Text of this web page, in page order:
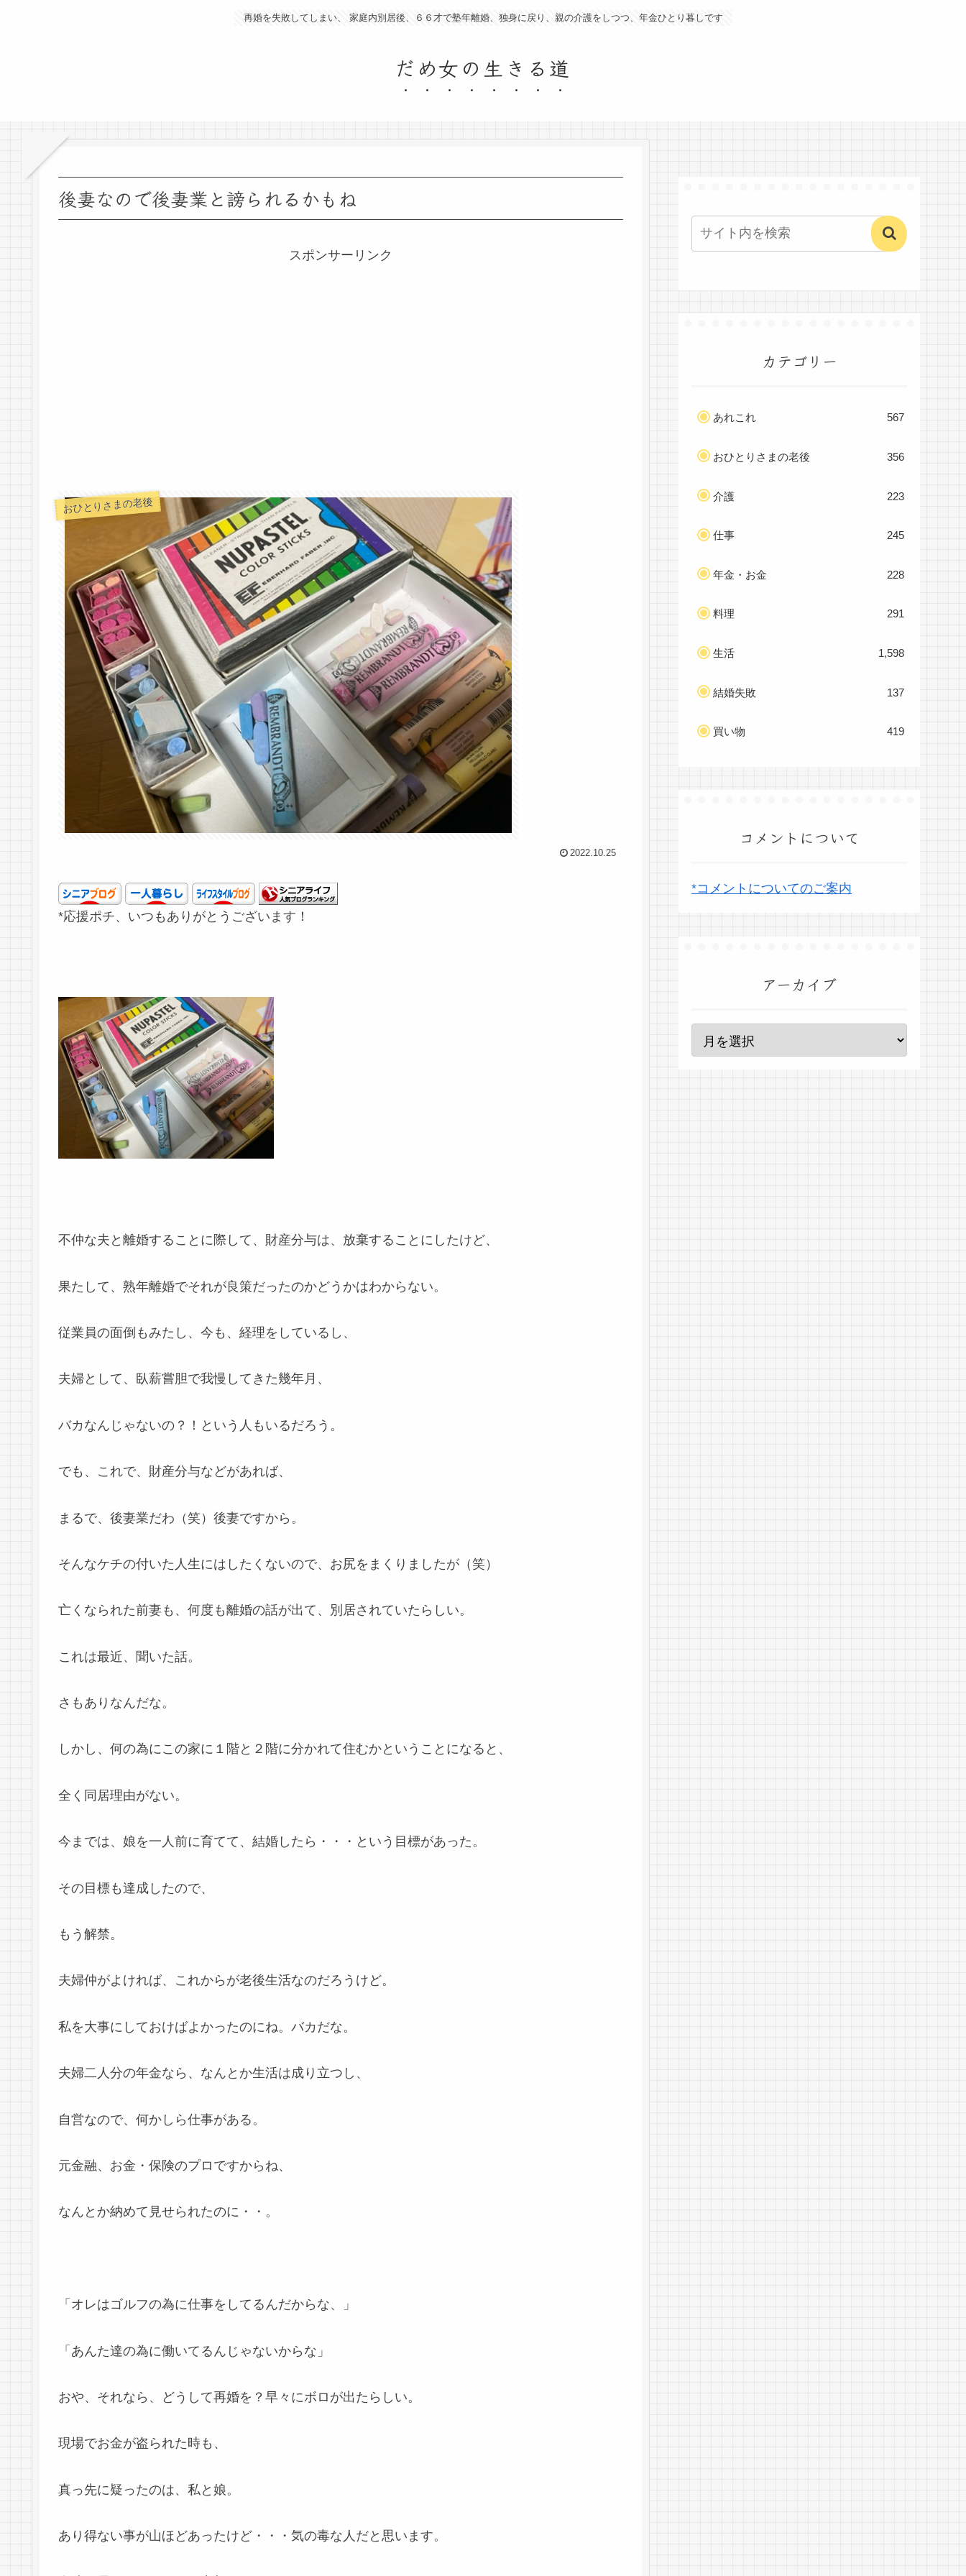
再婚を失敗してしまい、 家庭内別居後、６６才で塾年離婚、独身に戻り、親の介護をしつつ、年金ひとり暮しです
だめ女の生きる道
後妻なので後妻業と謗られるかもね
スポンサーリンク
おひとりさまの老後
2022.10.25
*応援ポチ、いつもありがとうございます！
不仲な夫と離婚することに際して、財産分与は、放棄することにしたけど、
果たして、熟年離婚でそれが良策だったのかどうかはわからない。
従業員の面倒もみたし、今も、経理をしているし、
夫婦として、臥薪嘗胆で我慢してきた幾年月、
バカなんじゃないの？！という人もいるだろう。
でも、これで、財産分与などがあれば、
まるで、後妻業だわ（笑）後妻ですから。
そんなケチの付いた人生にはしたくないので、お尻をまくりましたが（笑）
亡くなられた前妻も、何度も離婚の話が出て、別居されていたらしい。
これは最近、聞いた話。
さもありなんだな。
しかし、何の為にこの家に１階と２階に分かれて住むかということになると、
全く同居理由がない。
今までは、娘を一人前に育てて、結婚したら・・・という目標があった。
その目標も達成したので、
もう解禁。
夫婦仲がよければ、これからが老後生活なのだろうけど。
私を大事にしておけばよかったのにね。バカだな。
夫婦二人分の年金なら、なんとか生活は成り立つし、
自営なので、何かしら仕事がある。
元金融、お金・保険のプロですからね、
なんとか納めて見せられたのに・・。
「オレはゴルフの為に仕事をしてるんだからな、」
「あんた達の為に働いてるんじゃないからな」
おや、それなら、どうして再婚を？早々にボロが出たらしい。
現場でお金が盗られた時も、
真っ先に疑ったのは、私と娘。
あり得ない事が山ほどあったけど・・・気の毒な人だと思います。
カテゴリー
あれこれ 567
おひとりさまの老後 356
介護 223
仕事 245
年金・お金 228
料理 291
生活 1,598
結婚失敗 137
買い物 419
コメントについて
*コメントについてのご案内
アーカイブ